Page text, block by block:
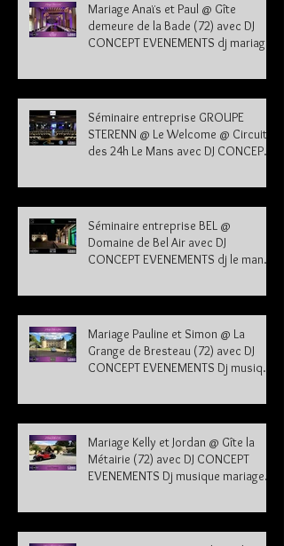
Mariage Anaïs et Paul @ Gîte
demeure de la Bade (72) avec DJ
CONCEPT EVENEMENTS dj mariage
Séminaire entreprise GROUPE
STERENN @ Le Welcome @ Circuit
des 24h Le Mans avec DJ CONCEPT
Séminaire entreprise BEL @
Domaine de Bel Air avec DJ
CONCEPT EVENEMENTS dj le mans
Mariage Pauline et Simon @ La
Grange de Bresteau (72) avec DJ
CONCEPT EVENEMENTS Dj musique
Mariage Kelly et Jordan @ Gîte la
Métairie (72) avec DJ CONCEPT
EVENEMENTS Dj musique mariage